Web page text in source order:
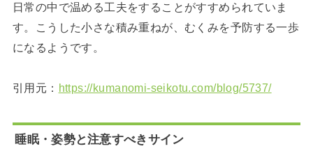
日常の中で温める工夫をすることがすすめられていま
す。こうした小さな積み重ねが、むくみを予防する一歩
になるようです。
引用元： https://kumanomi-seikotu.com/blog/5737/
睡眠・姿勢と注意すべきサイン